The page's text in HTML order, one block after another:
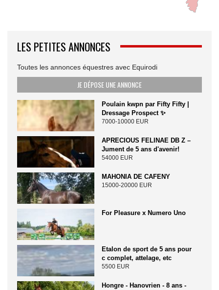
LES PETITES ANNONCES
Toutes les annonces équestres avec Equirodi
JE DÉPOSE UNE ANNONCE
Poulain kwpn par Fifty Fifty |
Dressage Prospect ✨️
7000-10000 EUR
APRECIOUS FELINAE DB Z –
Jument de 5 ans d'avenir!
54000 EUR
MAHONIA DE CAFENY
15000-20000 EUR
For Pleasure x Numero Uno
Etalon de sport de 5 ans pour
c complet, attelage, etc
5500 EUR
Hongre - Hanovrien - 8 ans -